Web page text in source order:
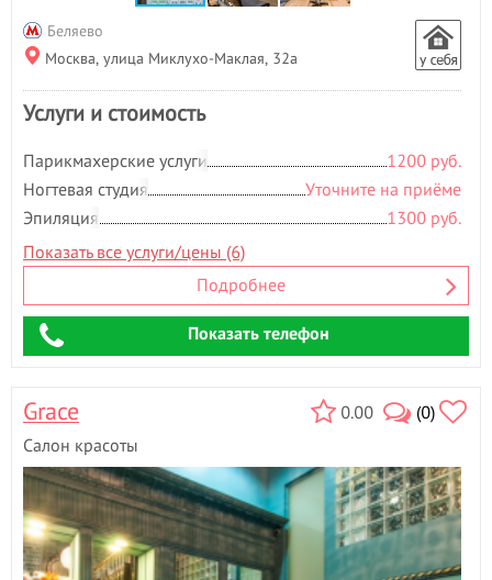
Беляево
Москва, улица Миклухо-Маклая, 32а
Услуги и стоимость
Парикмахерские услуги
1200 руб.
Ногтевая студия
Уточните на приёме
Эпиляция
1300 руб.
Показать все услуги/цены (6)
Подробнее
Показать телефон
0.00 (0)
Grace
Салон красоты